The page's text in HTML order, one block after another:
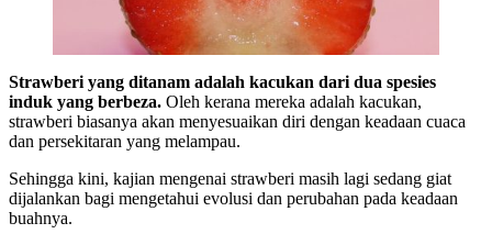
Strawberi yang ditanam adalah kacukan dari dua spesies
induk yang berbeza. Oleh kerana mereka adalah kacukan,
strawberi biasanya akan menyesuaikan diri dengan keadaan cuaca
dan persekitaran yang melampau.
Sehingga kini, kajian mengenai strawberi masih lagi sedang giat
dijalankan bagi mengetahui evolusi dan perubahan pada keadaan
buahnya.